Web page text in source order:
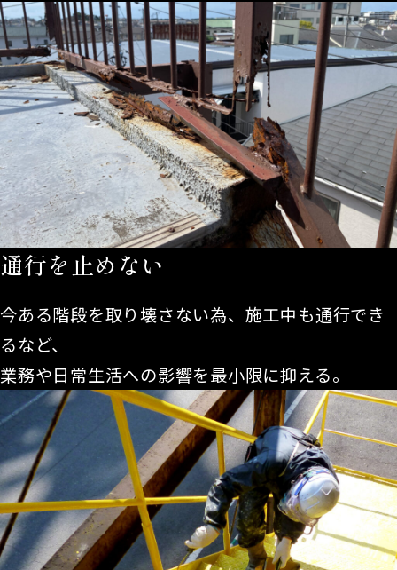
通行を止めない
今ある階段を取り壊さない為、施工中も通行でき
るなど、
業務や日常生活への影響を最小限に抑える。